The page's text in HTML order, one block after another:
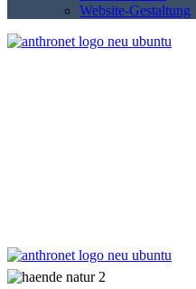
Website-Gestaltung